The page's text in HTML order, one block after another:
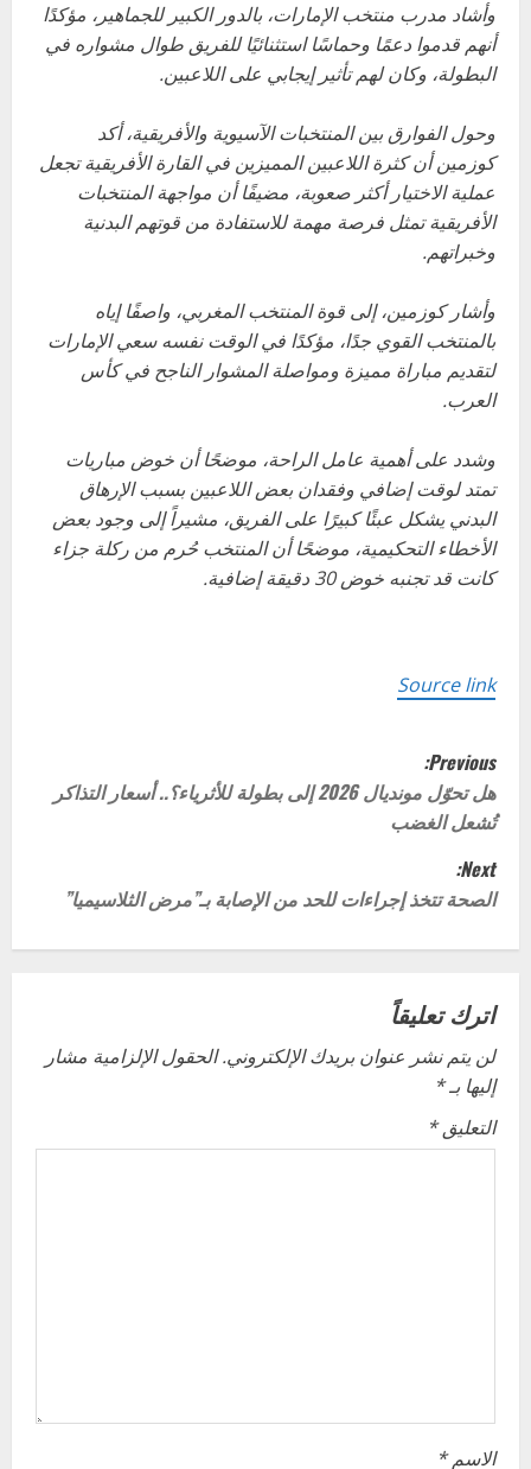
وأشاد مدرب منتخب الإمارات، بالدور الكبير للجماهير، مؤكدًا
أنهم قدموا دعمًا وحماسًا استثنائيًا للفريق طوال مشواره في
البطولة، وكان لهم تأثير إيجابي على اللاعبين.
وحول الفوارق بين المنتخبات الآسيوية والأفريقية، أكد
كوزمين أن كثرة اللاعبين المميزين في القارة الأفريقية تجعل
عملية الاختيار أكثر صعوبة، مضيفًا أن مواجهة المنتخبات
الأفريقية تمثل فرصة مهمة للاستفادة من قوتهم البدنية
وخبراتهم.
وأشار كوزمين، إلى قوة المنتخب المغربي، واصفًا إياه
بالمنتخب القوي جدًا، مؤكدًا في الوقت نفسه سعي الإمارات
لتقديم مباراة مميزة ومواصلة المشوار الناجح في كأس
العرب.
وشدد على أهمية عامل الراحة، موضحًا أن خوض مباريات
تمتد لوقت إضافي وفقدان بعض اللاعبين بسبب الإرهاق
البدني يشكل عبئًا كبيرًا على الفريق، مشيراً إلى وجود بعض
الأخطاء التحكيمية، موضحًا أن المنتخب حُرم من ركلة جزاء
كانت قد تجنبه خوض 30 دقيقة إضافية.
Source link
P
o
s
t
n
a
v
i
g
Previous:
هل تحوّل مونديال 2026 إلى بطولة للأثرياء؟.. أسعار التذاكر
تُشعل الغضب
Next:
الصحة تتخذ إجراءات للحد من الإصابة بـ”مرض الثلاسيميا”
اترك تعليقاً
لن يتم نشر عنوان بريدك الإلكتروني. الحقول الإلزامية مشار
إليها بـ*
التعليق*
الاسم*